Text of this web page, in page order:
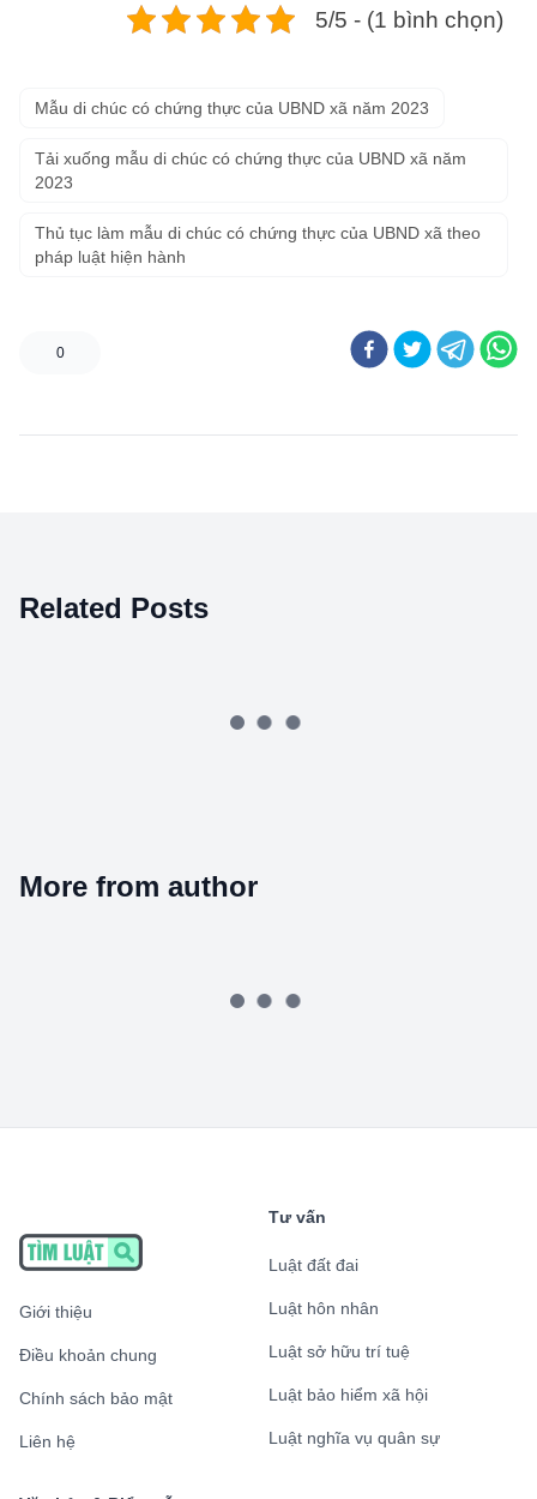
5/5 - (1 bình chọn)
Mẫu di chúc có chứng thực của UBND xã năm 2023
Tải xuống mẫu di chúc có chứng thực của UBND xã năm
2023
Thủ tục làm mẫu di chúc có chứng thực của UBND xã theo
pháp luật hiện hành
0
Related Posts
More from author
Giới thiệu
Điều khoản chung
Chính sách bảo mật
Liên hệ
Tư vấn
Luật đất đai
Luật hôn nhân
Luật sở hữu trí tuệ
Luật bảo hiểm xã hội
Luật nghĩa vụ quân sự